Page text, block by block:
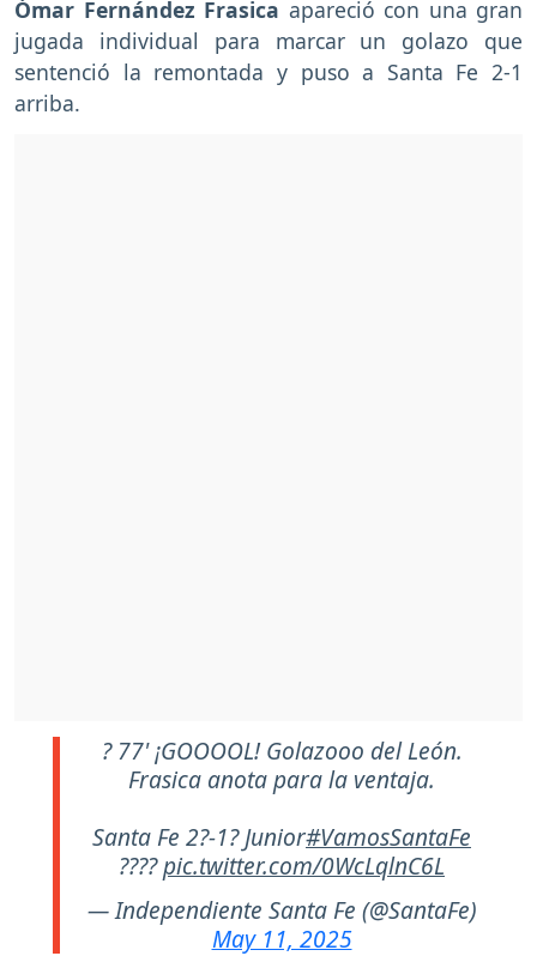
Ómar Fernández Frasica apareció con una gran
jugada individual para marcar un golazo que
sentenció la remontada y puso a Santa Fe 2-1
arriba.
? 77' ¡GOOOOL! Golazooo del León.
Frasica anota para la ventaja.
Santa Fe 2?-1? Junior#VamosSantaFe
????pic.twitter.com/0WcLqlnC6L
— Independiente Santa Fe (@SantaFe)
May 11, 2025